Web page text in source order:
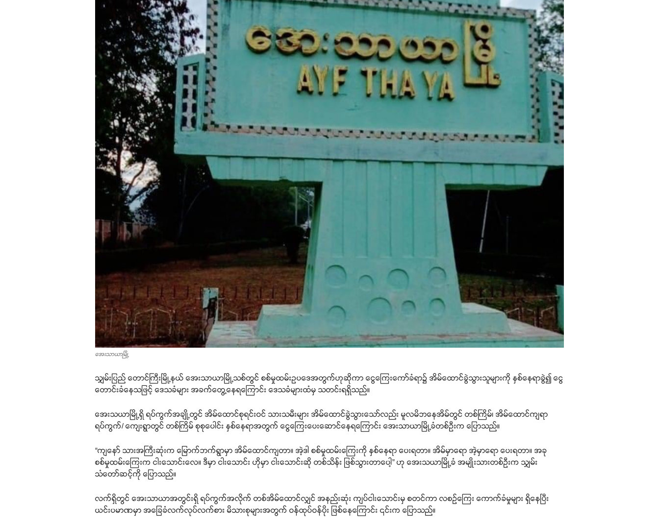
အေးသာယာမြို့
သျှမ်းပြည် တောင်ကြီးမြို့နယ် အေးသာယာမြို့သစ်တွင် စစ်မှုထမ်းဥပဒေအတွက်ဟုဆိုကာ ငွေကြေးကော်ခံရာ၌ အိမ်ထောင်ခွဲသွားသူများကို နှစ်နေရာခွဲ၍ ငွေ
တောင်းခံနေသဖြင့် ဒေသခံများ အခက်တွေ့နေရကြောင်း ဒေသခံများထံမှ သတင်းရရှိသည်။
အေးသယာမြို့ရှိ ရပ်ကွက်အချို့တွင် အိမ်ထောင်စုရင်းဝင် သားသမီးများ အိမ်ထောင်ခွဲသွားသော်လည်း မူလမိဘနေအိမ်တွင် တစ်ကြိမ်၊ အိမ်ထောင်ကျရာ
ရပ်ကွက်/ ကျေးရွာတွင် တစ်ကြိမ် စုစုပေါင်း နှစ်နေရာအတွက် ငွေကြေးပေးဆောင်နေရကြောင်း အေးသာယာမြို့ခံတစ်ဦးက ပြောသည်။
“ကျနော် သားအကြီးဆုံးက မြောက်ဘက်ရွာမှာ အိမ်ထောင်ကျတာ။ အဲ့ဒါ စစ်မှုထမ်းကြေးကို နှစ်နေရာ ပေးရတာ။ အိမ်မှာရော အဲ့မှာရော ပေးရတာ။ အခု
စစ်မှုထမ်းကြေးက ငါးသောင်းလေ။ ဒီမှာ ငါးသောင်း ဟိုမှာ ငါးသောင်းဆို တစ်သိန်း ဖြစ်သွားတာပေါ့” ဟု အေးသယာမြို့ခံ အမျိုးသားတစ်ဦးက သျှမ်း
သံတော်ဆင့်ကို ပြောသည်။
လက်ရှိတွင် အေးသာယာအတွင်းရှိ ရပ်ကွက်အလိုက် တစ်အိမ်ထောင်လျှင် အနည်းဆုံး ကျပ်ငါးသောင်းမှ စတင်ကာ လစဉ်ကြေး ကောက်ခံမှုများ ရှိနေပြီး
ယင်းပမာဏမှာ အခြေခံလက်လုပ်လက်စား မိသားစုများအတွက် ဝန်ထုပ်ဝန်ပိုး ဖြစ်နေကြောင်း ၎င်းက ပြောသည်။